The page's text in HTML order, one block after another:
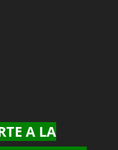
A LA